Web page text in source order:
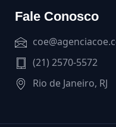
Fale Conosco
(21) 2570-5572
Rio de Janeiro, RJ